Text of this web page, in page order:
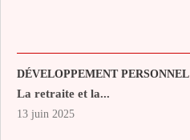
DÉVELOPPEMENT PERSONNEL
La retraite et la...
13 juin 2025